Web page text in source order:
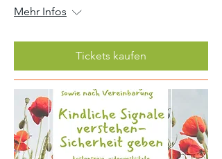
Mehr Infos
Tickets kaufen